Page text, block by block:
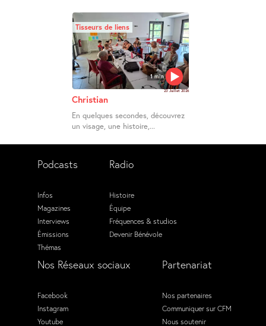
1 min
Tisseurs de liens
23 Juillet 2026
Christian
En quelques secondes, découvrez
un visage, une histoire,...
Podcasts
Infos
Magazines
Interviews
Émissions
Thémas
Radio
Histoire
Équipe
Fréquences & studios
Devenir Bénévole
Nos Réseaux sociaux
Facebook
Instagram
Youtube
Partenariat
Nos partenaires
Communiquer sur CFM
Nous soutenir